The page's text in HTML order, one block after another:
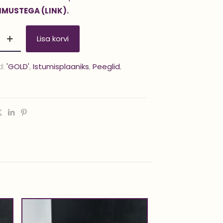
(LINK).
Lisa korvi
'GOLD',Istumisplaaniks,Peeglid,